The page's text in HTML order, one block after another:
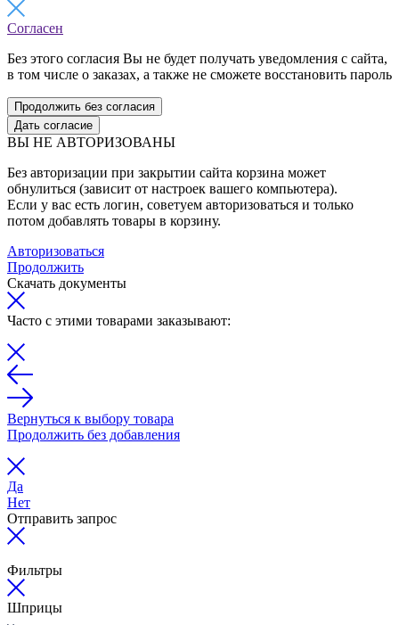
Согласен
Без этого согласия Вы не будет получать уведомления с сайта,
в том числе о заказах, а также не сможете восстановить пароль
Продолжить без согласия
Дать согласие
ВЫ НЕ АВТОРИЗОВАНЫ
Без авторизации при закрытии сайта корзина может
обнулиться (зависит от настроек вашего компьютера).
Если у вас есть логин, советуем авторизоваться и только
потом добавлять товары в корзину.
Авторизоваться
Продолжить
Скачать документы
Часто с этими товарами заказывают:
Вернуться к выбору товара
Продолжить без добавления
Да
Нет
Отправить запрос
Фильтры
Шприцы